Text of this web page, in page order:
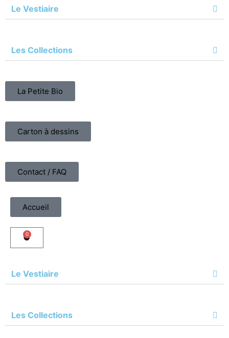
Le Vestiaire
Les Collections
La Petite Bio
Carton à dessins
Contact / FAQ
Accueil
0
Le Vestiaire
Les Collections